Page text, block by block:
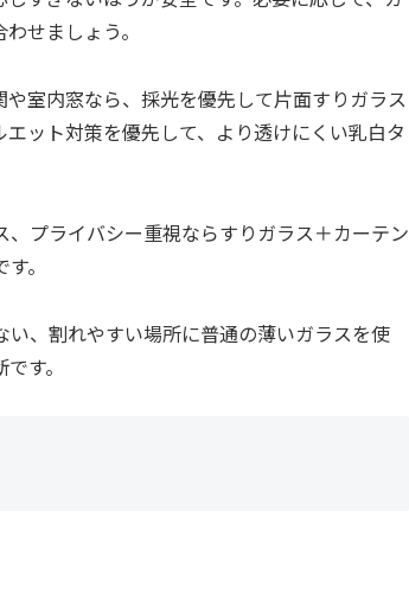
せましょう。
室内窓なら、採光を優先して片面すりガラス
ット対策を優先して、より透けにくい乳白タ
プライバシー重視ならすりガラス＋カーテン
。
、割れやすい場所に普通の薄いガラスを使
す。